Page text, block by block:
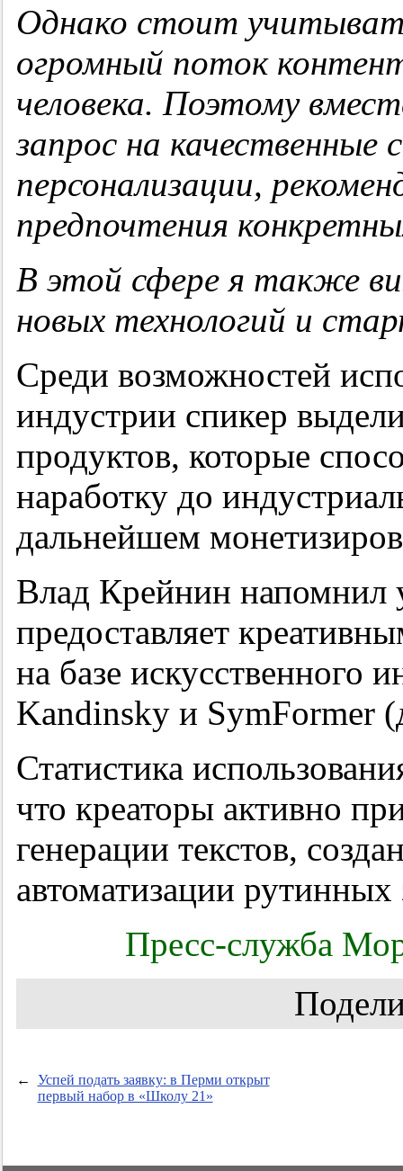
Однако стоит
огромный поток
человека. Поэтому
запрос на
персонализации,
предпочтения
В этой сфере я также
новых технологий и
Среди возможностей
индустрии спикер
продуктов, которые
наработку до
дальнейшем
Влад Крейнин напомнил
предоставляет
на базе искусственного
Kandinsky и SymFormer
Статистика
что креаторы активно
генерации текстов,
автоматизации рутинных
Пресс-служба
←
Успей подать заявку: в Перми открыт
первый набор в «Школу 21»